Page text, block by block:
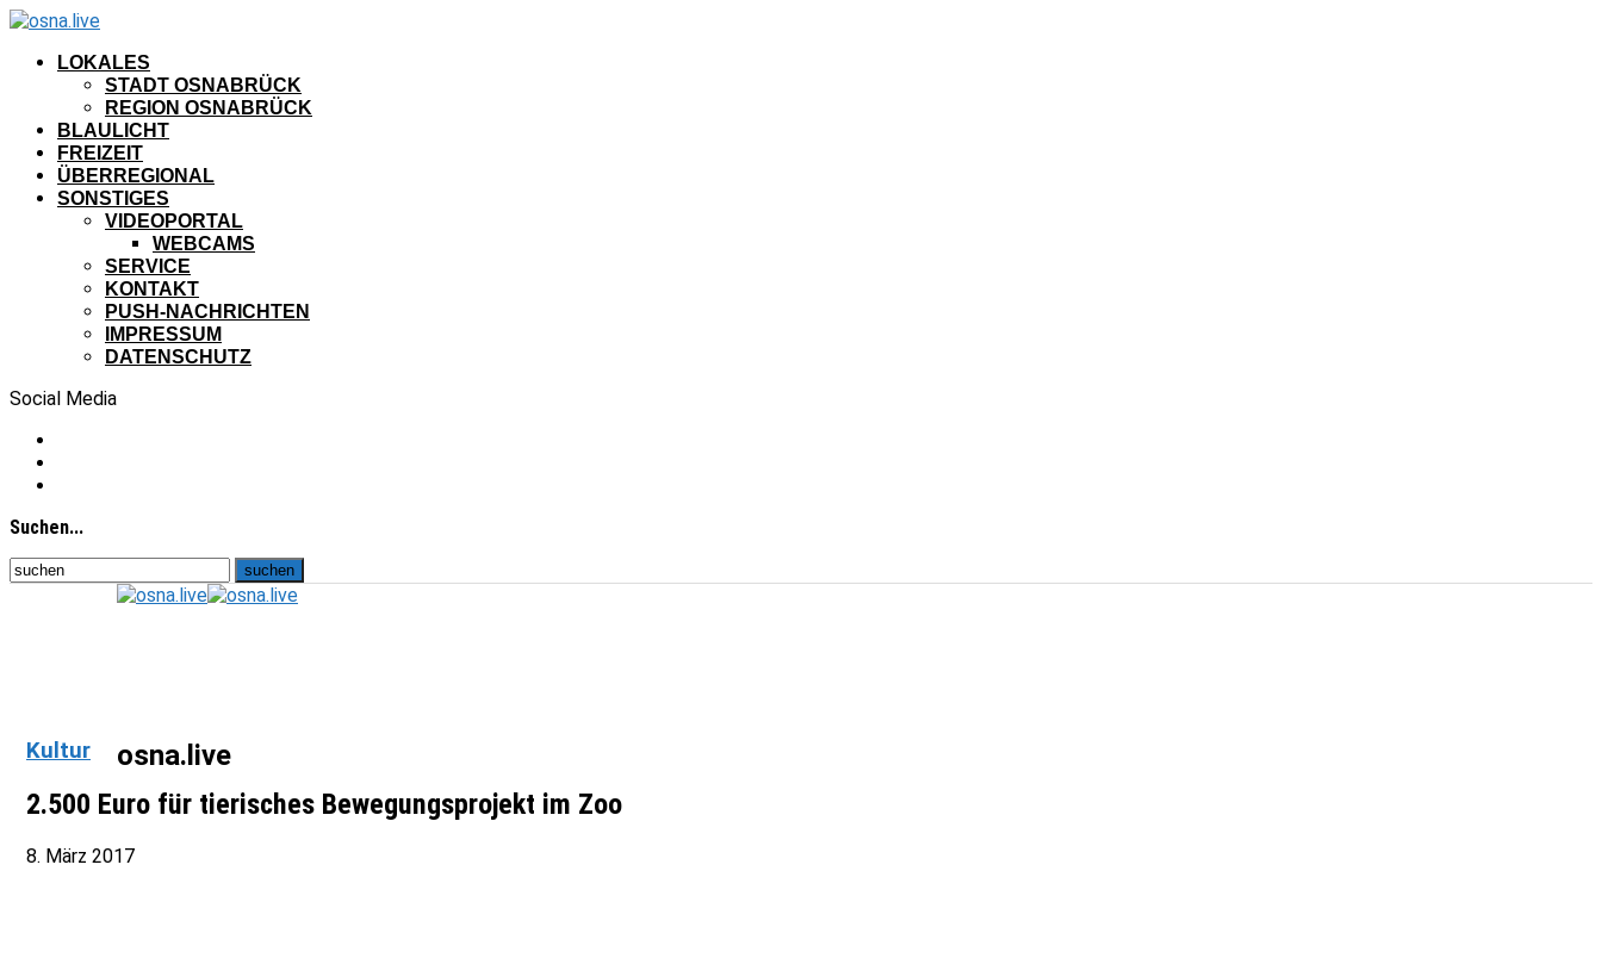
LOKALES
STADT OSNABRÜCK
REGION OSNABRÜCK
BLAULICHT
FREIZEIT
ÜBERREGIONAL
SONSTIGES
VIDEOPORTAL
WEBCAMS
SERVICE
KONTAKT
PUSH-NACHRICHTEN
IMPRESSUM
DATENSCHUTZ
Social Media
Suchen...
osna.live
Kultur
2.500 Euro für tierisches Bewegungsprojekt im Zoo
8. März 2017